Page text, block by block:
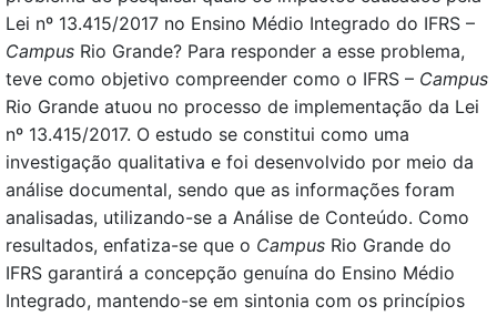
Lei nº 13.415/2017 no Ensino Médio Integrado do IFRS –
Campus Rio Grande? Para responder a esse problema,
teve como objetivo compreender como o IFRS – Campus
Rio Grande atuou no processo de implementação da Lei
nº 13.415/2017. O estudo se constitui como uma
investigação qualitativa e foi desenvolvido por meio da
análise documental, sendo que as informações foram
analisadas, utilizando-se a Análise de Conteúdo. Como
resultados, enfatiza-se que o Campus Rio Grande do
IFRS garantirá a concepção genuína do Ensino Médio
Integrado, mantendo-se em sintonia com os princípios